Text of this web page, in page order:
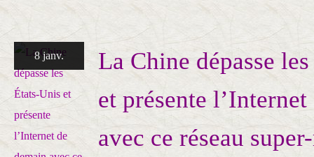
8 janv.
La Chine dépasse
et présente
avec ce réseau